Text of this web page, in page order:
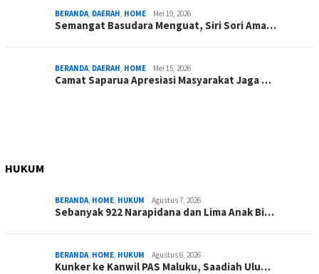
BERANDA, DAERAH, HOME Mei 19, 2026
Semangat Basudara Menguat, Siri Sori Ama…
BERANDA, DAERAH, HOME Mei 15, 2026
Camat Saparua Apresiasi Masyarakat Jaga …
HUKUM
BERANDA, HOME, HUKUM Agustus 7, 2026
Sebanyak 922 Narapidana dan Lima Anak Bi…
BERANDA, HOME, HUKUM Agustus 6, 2026
Kunker ke Kanwil PAS Maluku, Saadiah Ulu…